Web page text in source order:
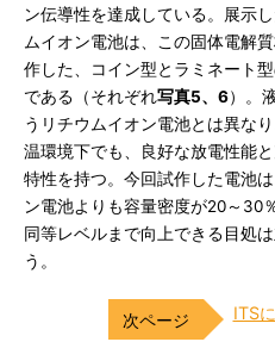
ン伝導性を達成している。展示
ムイオン電池は、この固体電解
作した、コイン型とラミネート
である（それぞれ写真5、6）。
うリチウムイオン電池とは異な
温環境下でも、良好な放電性能
特性を持つ。今回試作した電池
ン電池よりも容量密度が20～30
同等レベルまで向上できる目処
う。
ITS